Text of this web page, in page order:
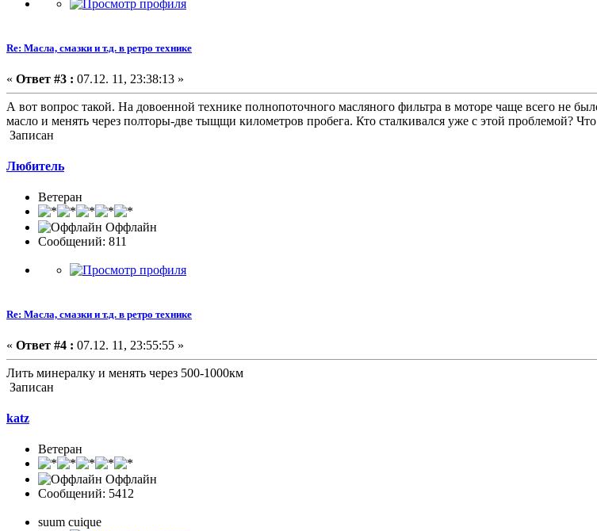
Re: Масла, смазки и т.д. в ретро технике
« Ответ #3 : 07.12. 11, 23:38:13 »
А вот вопрос такой. На довоенной технике полнопоточного масляного фильтра в моторе чаще всего не
масло и менять через полторы-две тыщщи километров пробега. Кто сталкивался уже с этой проблемой? Что
Записан
Любитель
Ветеран
Оффлайн
Сообщений: 811
Re: Масла, смазки и т.д. в ретро технике
« Ответ #4 : 07.12. 11, 23:55:55 »
Лить минералку и менять через 500-1000км
Записан
katz
Ветеран
Оффлайн
Сообщений: 5412
suum cuique